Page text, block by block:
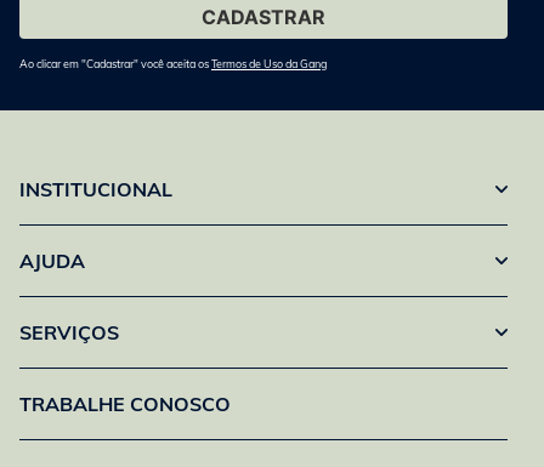
Ao clicar em "Cadastrar" você aceita osTermos de Uso da Gang
INSTITUCIONAL
AJUDA
SERVIÇOS
TRABALHE CONOSCO